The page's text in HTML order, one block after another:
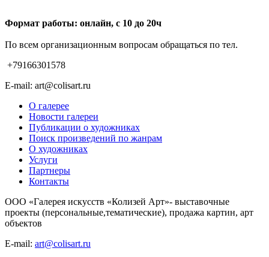
Формат работы: онлайн, с 10 до 20ч
По всем организационным вопросам обращаться по тел.
+79166301578
E-mail: art@colisart.ru
О галерее
Новости галереи
Публикации о художниках
Поиск произведений по жанрам
О художниках
Услуги
Партнеры
Контакты
ООО «Галерея искусств «Колизей Арт»- выставочные
проекты (персональные,тематические), продажа картин, арт
объектов
E-mail: art@colisart.ru